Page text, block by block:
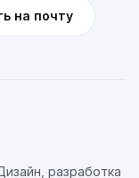
на почту
разработка